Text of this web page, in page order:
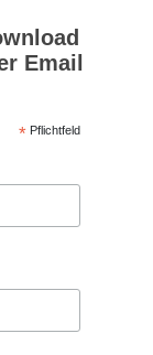
Email
* Pflichtfeld